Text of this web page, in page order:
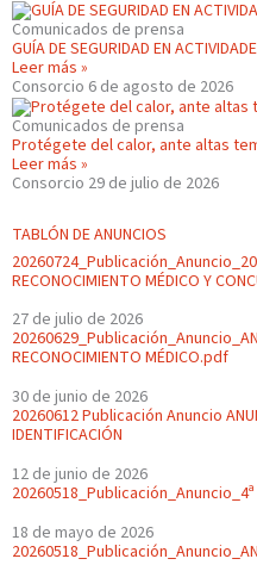
Comunicados de prensa
GUÍA DE SEGURIDAD EN
Leer más »
Consorcio 6 de agosto de 2026
Comunicados de prensa
Protégete del calor, ante altas
Leer más »
Consorcio 29 de julio de 2026
TABLÓN DE ANUNCIOS
RECONOCIMIENTO MÉDICO Y
27 de julio de 2026
RECONOCIMIENTO MÉDICO.pdf
30 de junio de 2026
20260612 Publicación Anuncio
IDENTIFICACIÓN
12 de junio de 2026
20260518_Publicación_Anuncio_4ª
18 de mayo de 2026